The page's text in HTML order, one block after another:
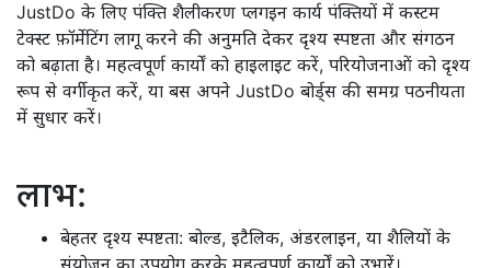
JustDo के लिए पंक्ति शैलीकरण प्लगइन कार्य पंक्तियों में कस्टम
टेक्स्ट फ़ॉर्मेटिंग लागू करने की अनुमति देकर दृश्य स्पष्टता और संगठन
को बढ़ाता है। महत्वपूर्ण कार्यों को हाइलाइट करें, परियोजनाओं को दृश्य
रूप से वर्गीकृत करें, या बस अपने JustDo बोर्ड्स की समग्र पठनीयता
में सुधार करें।
लाभ:
बेहतर दृश्य स्पष्टता: बोल्ड, इटैलिक, अंडरलाइन, या शैलियों के
संयोजन का उपयोग करके महत्वपूर्ण कार्यों को उभारें।